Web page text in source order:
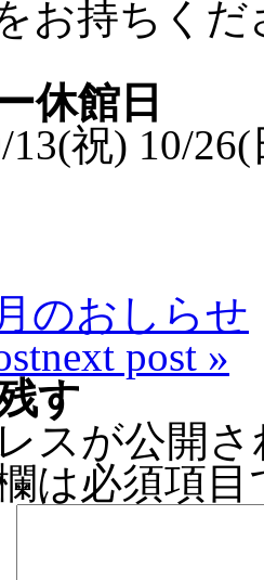
お持ちくだ
休館日
13(祝) 10/26(
のおしらせ
next post »
す
スが公開
は必須項目